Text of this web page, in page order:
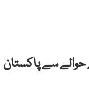
سے پاکستان